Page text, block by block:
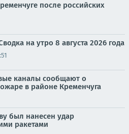
после российских
на утро 8 августа 2026 года
каналы сообщают о
в районе Кременчуга
был нанесен удар
ракетами